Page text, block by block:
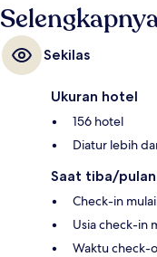
Sekilas
Ukuran hotel
156 hotel
Diatur lebih
Saat tiba/
Check-in
Usia check-in
Waktu check-